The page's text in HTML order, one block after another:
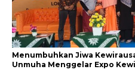
Menumbuhkan Jiwa
Unmuha Menggelar Expo